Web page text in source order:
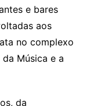
e bares
aos
no complexo
Música e a
da